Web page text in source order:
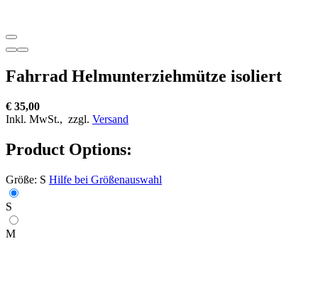
Fahrrad Helmunterziehmütze isoliert
€ 35,00
Inkl. MwSt., zzgl. Versand
Product Options:
Größe: S Hilfe bei Größenauswahl
S
M